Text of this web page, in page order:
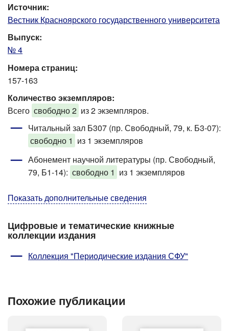
Источник:
Вестник Красноярского государственного университета
Выпуск:
№ 4
Номера страниц:
157-163
Количество экземпляров:
Всего свободно 2 из 2 экземпляров.
Читальный зал Б307 (пр. Свободный, 79, к. Б3-07):
свободно 1 из 1 экземпляров
Абонемент научной литературы (пр. Свободный,
79, Б1-14): свободно 1 из 1 экземпляров
Показать дополнительные сведения
Цифровые и тематические книжные
коллекции издания
Коллекция "Периодические издания СФУ"
Похожие публикации